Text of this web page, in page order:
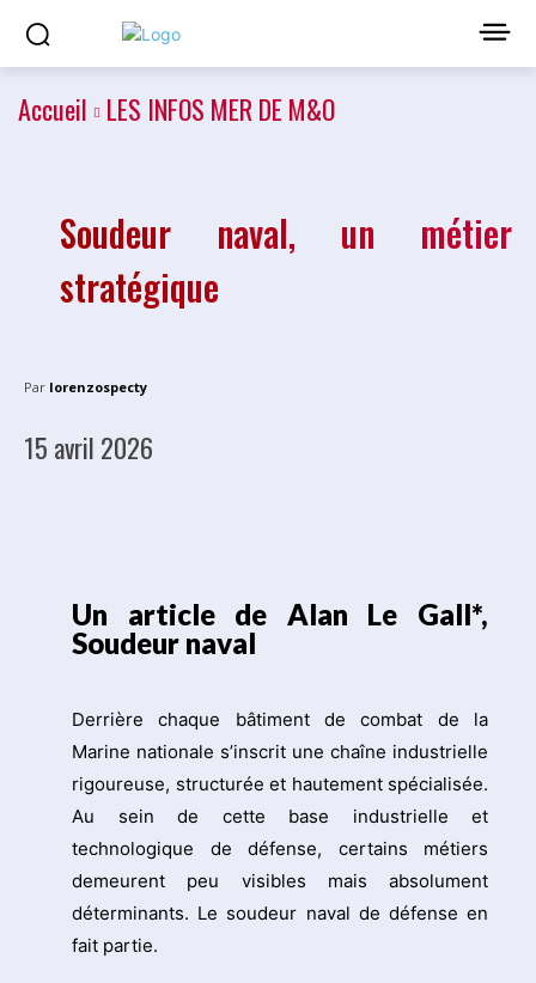
Accueil LES INFOS MER DE M&O
Soudeur naval, un métier
stratégique
Par lorenzospecty
15 avril 2026
Un article de Alan Le Gall*,
Soudeur naval
Derrière chaque bâtiment de combat de la
Marine nationale s’inscrit une chaîne industrielle
rigoureuse, structurée et hautement spécialisée.
Au sein de cette base industrielle et
technologique de défense, certains métiers
demeurent peu visibles mais absolument
déterminants. Le soudeur naval de défense en
fait partie.
Plus de lecture